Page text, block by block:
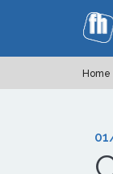
Home